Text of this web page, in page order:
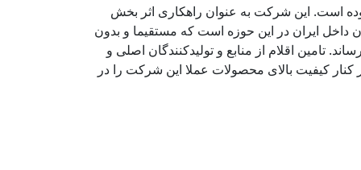
می باشند با هدف تامین و توزیع تخصصی قطعات یدکی تلفن همراه از سال 1400 آغاز نموده است. این شرکت به عنوان راهکاری اثر بخش
داخل ایران در این حوزه است که مستقیما و بدون
تامین اقلام از منابع و تولیدکنندگان اصلی و
کیفیت بالای محصولات عملا این شرکت را در